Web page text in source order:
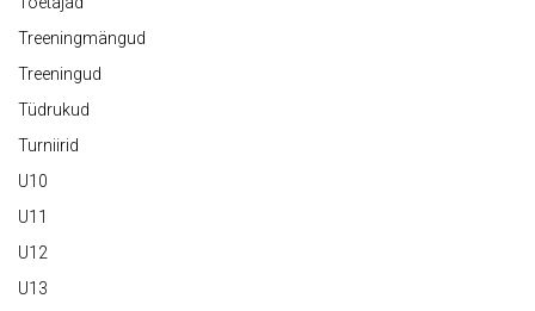
Treeningmängud
Treeningud
Tüdrukud
Turniirid
U10
U11
U12
U13